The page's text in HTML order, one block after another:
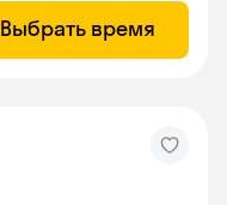
Выбрать время